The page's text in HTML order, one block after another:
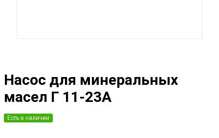
Насос для минеральных
масел Г 11-23А
Есть в наличии